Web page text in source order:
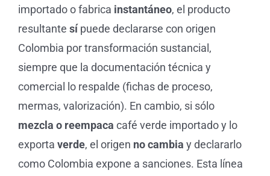
importado o fabrica instantáneo, el producto
resultante sípuede declararse con origen
Colombia por transformación sustancial,
siempre que la documentación técnica y
comercial lo respalde (fichas de proceso,
mermas, valorización). En cambio, si sólo
mezcla o reempaca café verde importado y lo
exporta verde, el origen no cambia y declararlo
como Colombia expone a sanciones. Esta línea